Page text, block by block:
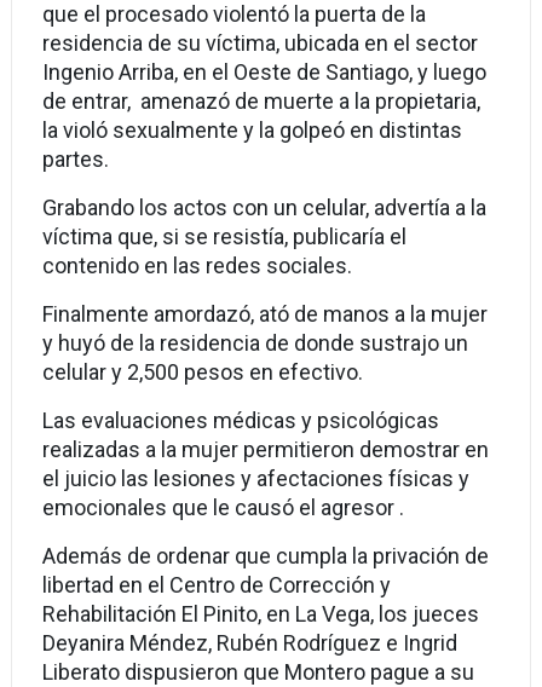
que el procesado violentó la puerta de la
residencia de su víctima, ubicada en el sector
Ingenio Arriba, en el Oeste de Santiago, y luego
de entrar, amenazó de muerte a la propietaria,
la violó sexualmente y la golpeó en distintas
partes.
Grabando los actos con un celular, advertía a la
víctima que, si se resistía, publicaría el
contenido en las redes sociales.
Finalmente amordazó, ató de manos a la mujer
y huyó de la residencia de donde sustrajo un
celular y 2,500 pesos en efectivo.
Las evaluaciones médicas y psicológicas
realizadas a la mujer permitieron demostrar en
el juicio las lesiones y afectaciones físicas y
emocionales que le causó el agresor .
Además de ordenar que cumpla la privación de
libertad en el Centro de Corrección y
Rehabilitación El Pinito, en La Vega, los jueces
Deyanira Méndez, Rubén Rodríguez e Ingrid
Liberato dispusieron que Montero pague a su